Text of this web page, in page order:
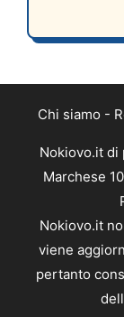
Chi siamo -
Nokiovo.it di
Marchese
Nokiovo.it
viene
pertanto